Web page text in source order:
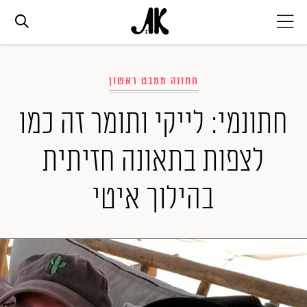
אופנה
ביוטי
סלבס
ערוצים נוספים
המגזין
חתונה ממבט ראשון
חתונמי: לייקי ותומר זה כמו
לצפות בתאונה חזיתית
בהילוך איטי